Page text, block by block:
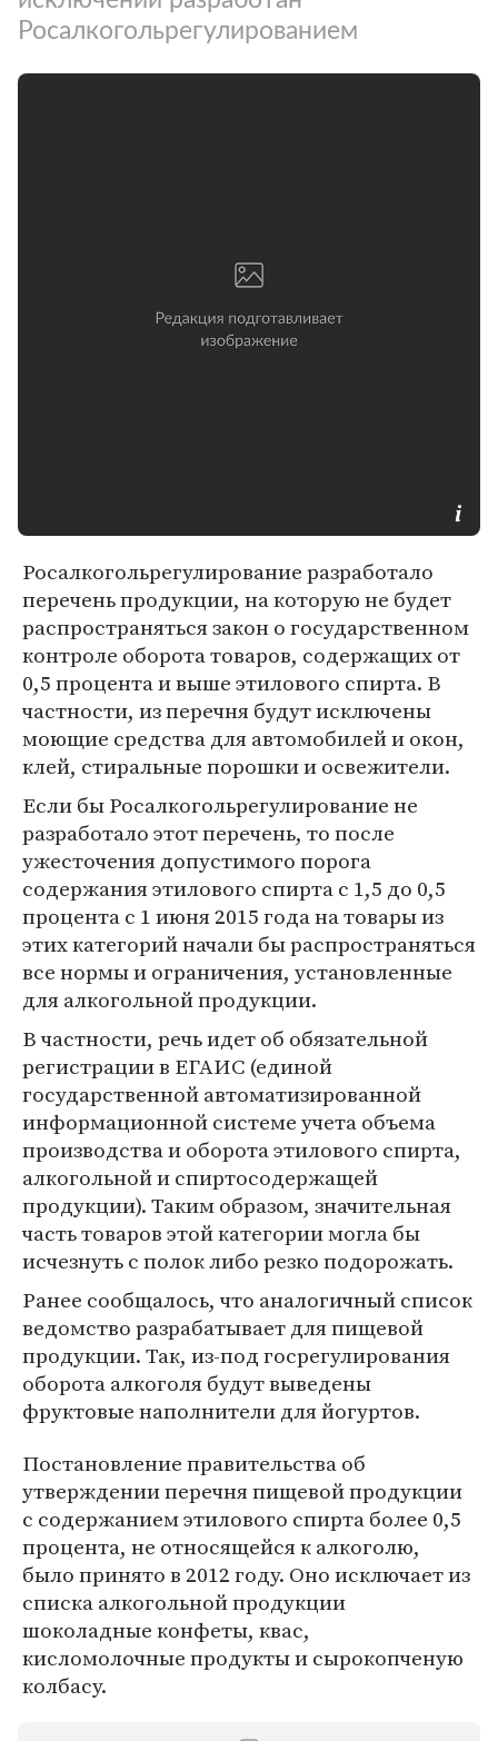
Росалкогольрегулированием
Росалкогольрегулирование разработало
перечень продукции, на которую не будет
распространяться закон о государственном
контроле оборота товаров, содержащих от
0,5 процента и выше этилового спирта. В
частности, из перечня будут исключены
моющие средства для автомобилей и окон,
клей, стиральные порошки и освежители.
Если бы Росалкогольрегулирование не
разработало этот перечень, то после
ужесточения допустимого порога
содержания этилового спирта с 1,5 до 0,5
процента с 1 июня 2015 года на товары из
этих категорий начали бы распространяться
все нормы и ограничения, установленные
для алкогольной продукции.
В частности, речь идет об обязательной
регистрации в ЕГАИС (единой
государственной автоматизированной
информационной системе учета объема
производства и оборота этилового спирта,
алкогольной и спиртосодержащей
продукции). Таким образом, значительная
часть товаров этой категории могла бы
исчезнуть с полок либо резко подорожать.
Ранее сообщалось, что аналогичный список
ведомство разрабатывает для пищевой
продукции. Так, из-под госрегулирования
оборота алкоголя будут выведены
фруктовые наполнители для йогуртов.
Постановление правительства об
утверждении перечня пищевой продукции
с содержанием этилового спирта более 0,5
процента, не относящейся к алкоголю,
было принято в 2012 году. Оно исключает из
списка алкогольной продукции
шоколадные конфеты, квас,
кисломолочные продукты и сырокопченую
колбасу.